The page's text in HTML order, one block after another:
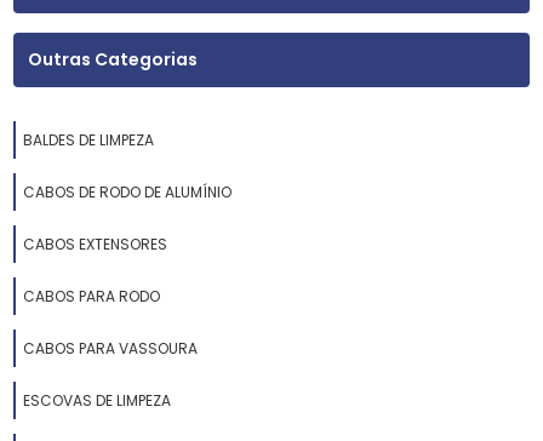
Outras Categorias
BALDES DE LIMPEZA
CABOS DE RODO DE ALUMÍNIO
CABOS EXTENSORES
CABOS PARA RODO
CABOS PARA VASSOURA
ESCOVAS DE LIMPEZA